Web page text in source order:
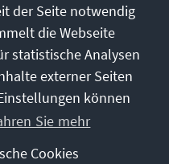
ist eine
November 2020
der Seite notwendig
die Webseite
statistische Analysen
externer Seiten
können
Sie mehr
Cookies